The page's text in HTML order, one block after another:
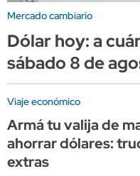
Mercado cambiario
Dólar hoy: a
sábado 8 de
Viaje económico
Armá tu valija de
ahorrar dólares:
extras